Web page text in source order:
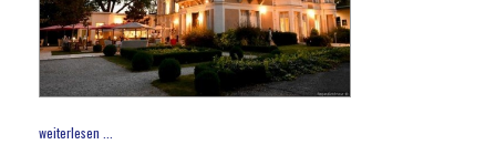
weiterlesen ...